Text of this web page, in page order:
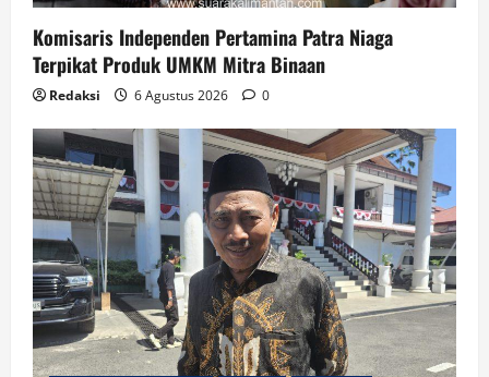
Komisaris Independen Pertamina Patra Niaga
Terpikat Produk UMKM Mitra Binaan
Redaksi 6 Agustus 2026 0